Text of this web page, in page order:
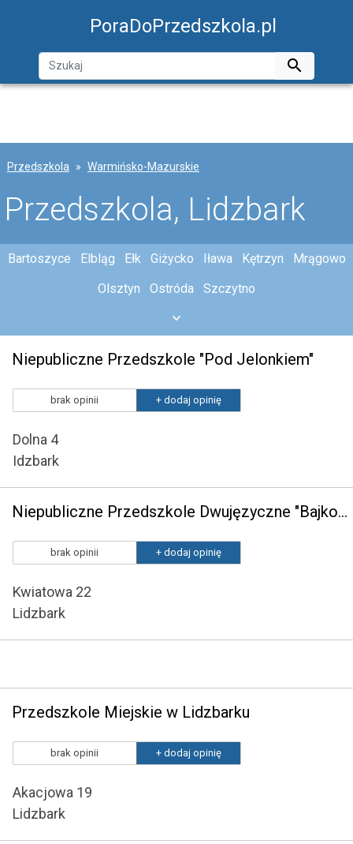
PoraDoPrzedszkola.pl

Przedszkola Warmińsko-Mazurskie
Przedszkola, Lidzbark
Bartoszyce Elbląg Ełk Giżycko Iława Kętrzyn
Mrągowo
Olsztyn
Ostróda Szczytno
Niepubliczne Przedszkole "Pod Jelonkiem"
brak opinii + dodaj opinię
Dolna 4
Idzbark
Niepubliczne Przedszkole Dwujęzyczne "Bajkowy Zakątek"
brak opinii + dodaj opinię
Kwiatowa 22
Lidzbark
Przedszkole Miejskie w Lidzbarku
brak opinii + dodaj opinię
Akacjowa 19
Lidzbark